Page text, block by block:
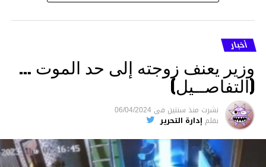
أخبار
وزير يعنف زوجته إلى حد الموت …
(التفاصــيل)
نشرت منذ سنتين فى 06/04/2024
بقلم إدارة التحرير